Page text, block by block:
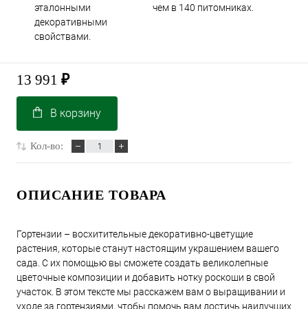
эталонными
декоративными
свойствами.
чем в 140 питомниках.
13 991 ₽
В корзину
Кол-во:
ОПИСАНИЕ ТОВАРА
Гортензии – восхитительные декоративно-цветущие
растения, которые станут настоящим украшением вашего
сада. С их помощью вы сможете создать великолепные
цветочные композиции и добавить нотку роскоши в свой
участок. В этом тексте мы расскажем вам о выращивании и
уходе за гортензиями, чтобы помочь вам достичь наилучших